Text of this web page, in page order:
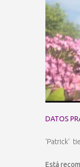
DATOS
‘Patrick’
Está